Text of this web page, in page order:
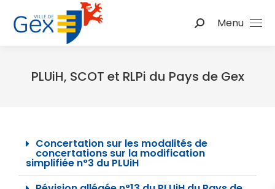
Menu
PLUiH, SCOT et RLPi du Pays de Gex
Concertation sur les modalités de
concertations sur la modification
simplifiée n°3 du PLUiH